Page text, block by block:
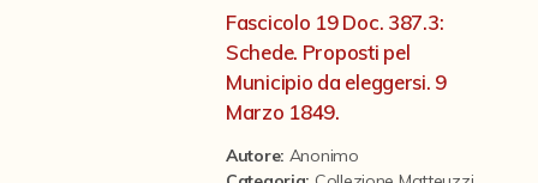
Fascicolo 19 Doc. 387.3:
Schede. Proposti pel
Municipio da eleggersi. 9
Marzo 1849.
Autore: Anonimo